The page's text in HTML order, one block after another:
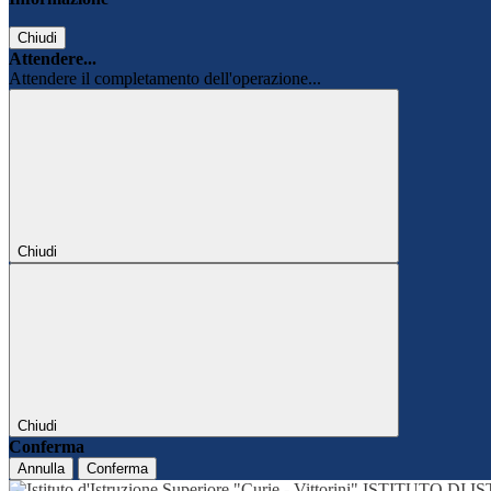
Chiudi
Attendere...
Attendere il completamento dell'operazione...
Chiudi
Chiudi
Conferma
Annulla Conferma